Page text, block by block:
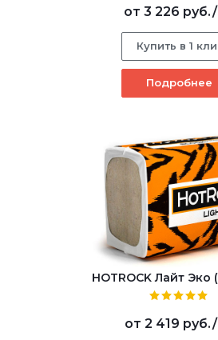
от 3 226 руб.
Купить в 1
Подробнее
HOTROCK Лайт Эко
от 2 419 руб.